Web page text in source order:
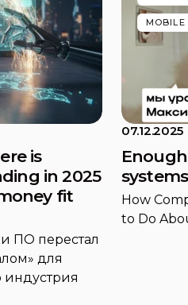
is
in 2025
fit
ПО перестал
для
индустрия
MOBILE
07.12.2025
systems
How
to Do